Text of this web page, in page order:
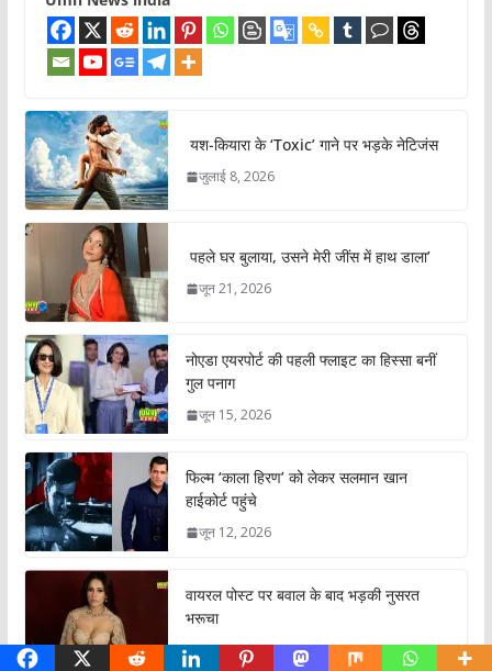
यश-कियारा के ‘Toxic’ गाने पर भड़के नेटिजंस
जुलाई 8, 2026
पहले घर बुलाया, उसने मेरी जींस में हाथ डाला’
जून 21, 2026
नोएडा एयरपोर्ट की पहली फ्लाइट का हिस्सा बनीं
गुल पनाग
जून 15, 2026
फिल्म ‘काला हिरण’ को लेकर सलमान खान
हाईकोर्ट पहुंचे
जून 12, 2026
वायरल पोस्ट पर बवाल के बाद भड़की नुसरत
भरूचा
जून 4, 2026